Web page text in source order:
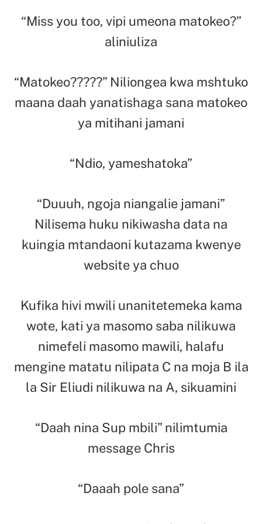
“Miss you too, vipi umeona matokeo?”
aliniuliza
“Matokeo?????” Niliongea kwa mshtuko
maana daah yanatishaga sana matokeo
ya mitihani jamani
“Ndio, yameshatoka”
“Duuuh, ngoja niangalie jamani”
Nilisema huku nikiwasha data na
kuingia mtandaoni kutazama kwenye
website ya chuo
Kufika hivi mwili unanitetemeka kama
wote, kati ya masomo saba nilikuwa
nimefeli masomo mawili, halafu
mengine matatu nilipata C na moja B ila
la Sir Eliudi nilikuwa na A, sikuamini
“Daah nina Sup mbili” nilimtumia
message Chris
“Daaah pole sana”